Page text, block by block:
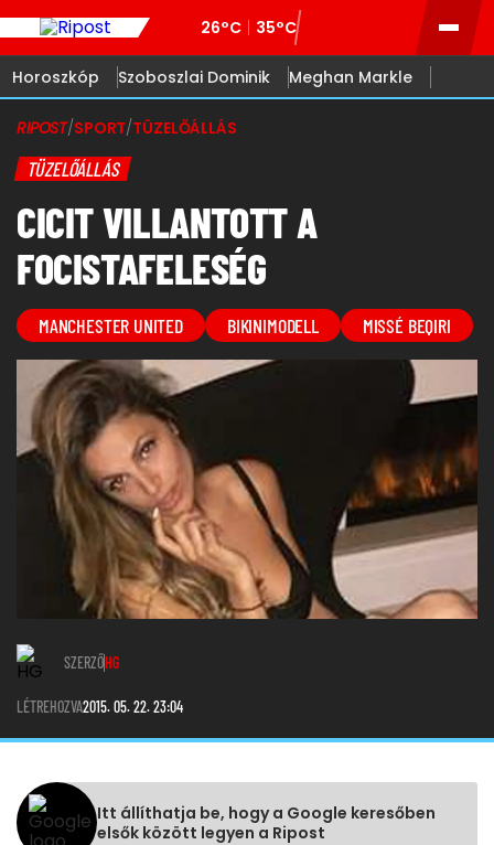
26°C 35°C
Horoszkóp Szoboszlai Dominik Meghan Markle
RIPOST/SPORT/TÜZELŐÁLLÁS
TÜZELŐÁLLÁS
CICIT VILLANTOTT A
FOCISTAFELESÉG
MANCHESTER UNITED BIKINIMODELL MISSÉ BEQIRI
SZERZŐHG
LÉTREHOZVA2015. 05. 22. 23:04
Itt állíthatja be, hogy a Google keresőben
elsők között legyen a Ripost